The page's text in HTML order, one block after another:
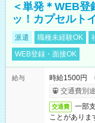
＜単発＊WEB
ッ！カプセルト
派遣 職種未経験OK
WEB登録・面接OK
給与
時給1500円
交通費別
交通費
一部
ことがありま